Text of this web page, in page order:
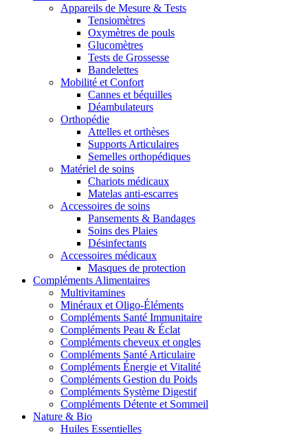
Appareils de Mesure & Tests
Tensiomètres
Oxymètres de pouls
Glucomètres
Tests de Grossesse
Bandelettes
Mobilité et Confort
Cannes et béquilles
Déambulateurs
Orthopédie
Attelles et orthèses
Supports Articulaires
Semelles orthopédiques
Matériel de soins
Chariots médicaux
Matelas anti-escarres
Accessoires de soins
Pansements & Bandages
Soins des Plaies
Désinfectants
Accessoires médicaux
Masques de protection
Compléments Alimentaires
Multivitamines
Minéraux et Oligo-Éléments
Compléments Santé Immunitaire
Compléments Peau & Éclat
Compléments cheveux et ongles
Compléments Santé Articulaire
Compléments Énergie et Vitalité
Compléments Gestion du Poids
Compléments Système Digestif
Compléments Détente et Sommeil
Nature & Bio
Huiles Essentielles